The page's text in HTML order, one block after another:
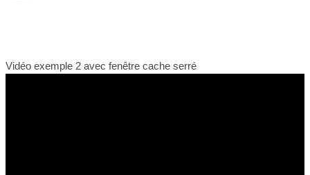
Vidéo exemple 2 avec fenêtre cache serré